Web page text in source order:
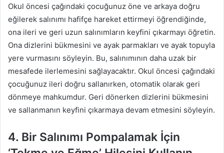
Okul öncesi çağındaki çocuğunuz öne ve arkaya doğru
eğilerek salınımı hafifçe hareket ettirmeyi öğrendiğinde,
ona ileri ve geri uzun salınımların keyfini çıkarmayı öğretin.
Ona dizlerini bükmesini ve ayak parmakları ve ayak topuyla
yere vurmasını söyleyin. Bu, salınımının daha uzak bir
mesafede ilerlemesini sağlayacaktır. Okul öncesi çağındaki
çocuğunuz ileri doğru sallanırken, otomatik olarak geri
dönmeye mahkumdur. Geri dönerken dizlerini bükmesini
ve sallanmanın keyfini çıkarmaya devam etmesini söyleyin.
4. Bir Salınımı Pompalamak İçin